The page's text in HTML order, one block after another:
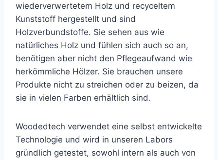
wiederverwertetem Holz und recyceltem
Kunststoff hergestellt und sind
Holzverbundstoffe. Sie sehen aus wie
natürliches Holz und fühlen sich auch so an,
benötigen aber nicht den Pflegeaufwand wie
herkömmliche Hölzer. Sie brauchen unsere
Produkte nicht zu streichen oder zu beizen, da
sie in vielen Farben erhältlich sind.
Woodedtech verwendet eine selbst entwickelte
Technologie und wird in unseren Labors
gründlich getestet, sowohl intern als auch von